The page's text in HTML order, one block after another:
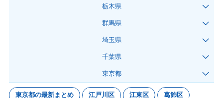
栃木県
群馬県
埼玉県
千葉県
東京都
東京都の最新まとめ 江戸川区 江東区 葛飾区